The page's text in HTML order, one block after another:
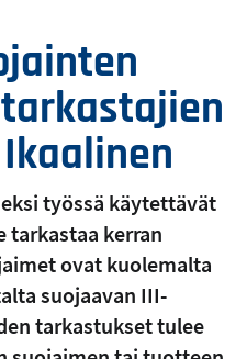
työssä käytettävät
tarkastaa kerran
ovat kuolemalta
suojaavan III-
tarkastukset tulee